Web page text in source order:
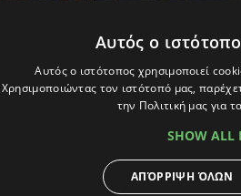
Πρεμιέρα με το… δεξί για τους
(ΦΩΤΟ & ΒΙΝΤΕΟ)
Αυτός ο
Αυτός ο ιστότοπος χρησιμοποιεί
Χρησιμοποιώντας τον ιστότοπό μας,
την Πολιτική μας για
SHOW ALL
ΑΠΌΡΡΙΨΗ ΌΛΩΝ